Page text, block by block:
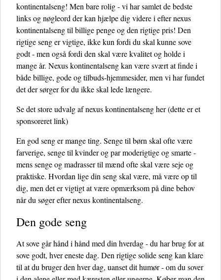
kontinentalseng! Men bare rolig - vi har samlet de bedste
links og nøgleord der kan hjælpe dig videre i efter nexus
kontinentalseng til billige penge og den rigtige pris! Den
rigtige seng er vigtige, ikke kun fordi du skal kunne sove
godt - men også fordi den skal være kvalitet og holde i
mange år. Nexus kontinentalseng kan være svært at finde i
både billige, gode og tilbuds-hjemmesider, men vi har fundet
det der sørger for du ikke skal lede længere.
Se det store udvalg af nexus kontinentalseng her(dette er et
sponsoreret link)
En god seng er mange ting. Senge til børn skal ofte være
farverige, senge til kvinder og par moderigtige og smarte -
mens senge og madrasser til mænd ofte skal være seje og
praktiske. Hvordan lige din seng skal være, må være op til
dig, men det er vigtigt at være opmærksom på dine behov
når du søger efter nexus kontinentalseng.
Den gode seng
At sove går hånd i hånd med din hverdag - du har brug for at
sove godt, hver eneste dag. Den rigtige solide seng kan klare
til at du bruger den hver dag, uanset dit humør - om du sover